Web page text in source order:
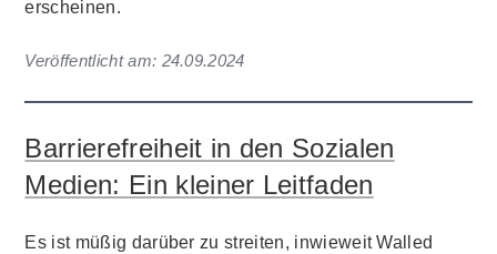
erscheinen.
Veröffentlicht am: 24.09.2024
Barrierefreiheit in den Sozialen
Medien: Ein kleiner Leitfaden
Es ist müßig darüber zu streiten, inwieweit Walled